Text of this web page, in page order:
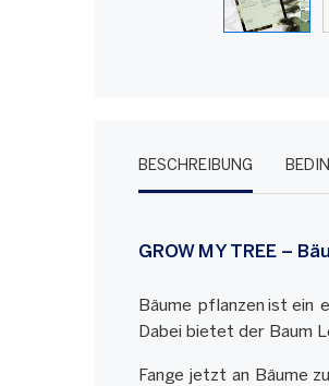
BESCHREIBUNG
GROW MY TREE –
Bäume pflanzen ist ein
Dabei bietet der Baum
Fange jetzt an Bäume